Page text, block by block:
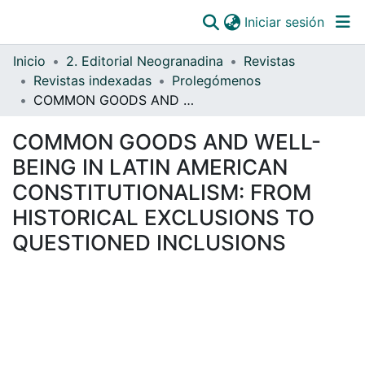
Todo DSpace
Estadísticas
Catálogo
OJS
Paz y salvos
Iniciar sesión
Inicio 2. Editorial Neogranadina
Revistas
Revistas indexadas
Prolegómenos
COMMON GOODS AND WELL-BEING IN LATIN AMERICAN CONSTITUTIONALISM: FROM HISTORICAL EXCLUSIONS TO QUESTIONED INCLUSIONS
COMMON GOODS AND WELL-
BEING IN LATIN AMERICAN
CONSTITUTIONALISM: FROM
HISTORICAL EXCLUSIONS TO
QUESTIONED INCLUSIONS